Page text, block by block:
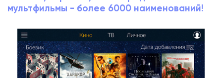
мультфильмы - более 6000 наименований!